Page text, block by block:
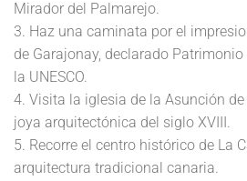
Mirador del Palmarejo.
3. Haz una caminata por el
de Garajonay, declarado
la UNESCO.
4. Visita la iglesia de la Asunción de
joya arquitectónica del siglo XVIII.
5. Recorre el centro histórico de La
arquitectura tradicional canaria.